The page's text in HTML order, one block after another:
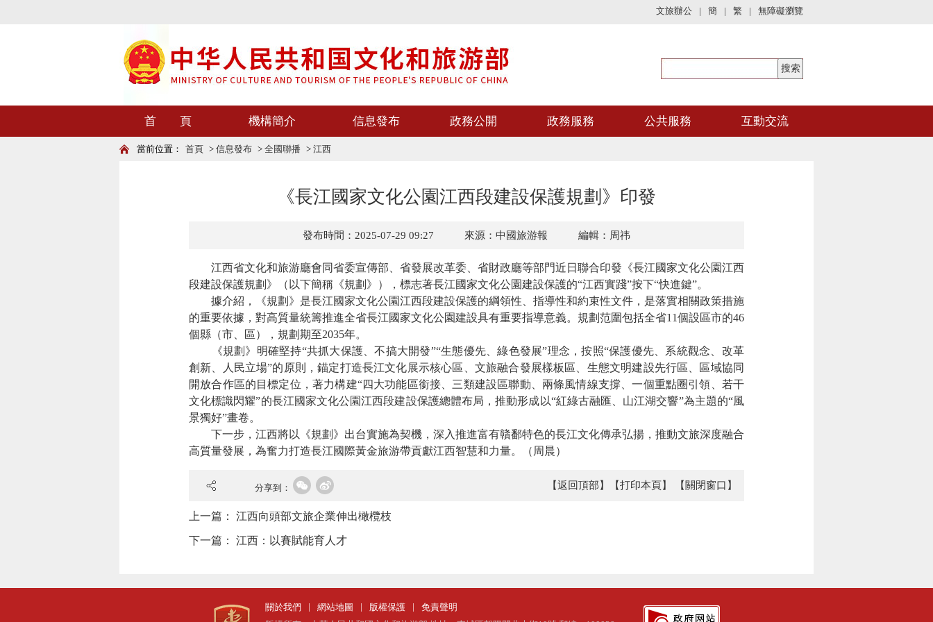
文旅辦公 | 簡 | 繁 | 無障礙瀏覽
首 頁 機構簡介 信息發布 政務公開 政務服務 公共服務 互動交流
當前位置： 首頁 > 信息發布 > 全國聯播 > 江西
《長江國家文化公園江西段建設保護規劃》印發
發布時間：2025-07-29 09:27 來源：中國旅游報 編輯：周祎
江西省文化和旅游廳會同省委宣傳部、省發展改革委、省財政廳等部門近日聯合印發《長江國家文化公園江西
段建設保護規劃》（以下簡稱《規劃》），標志著長江國家文化公園建設保護的“江西實踐”按下“快進鍵”。
據介紹，《規劃》是長江國家文化公園江西段建設保護的綱領性、指導性和約束性文件，是落實相關政策措施
的重要依據，對高質量統籌推進全省長江國家文化公園建設具有重要指導意義。規劃范圍包括全省11個設區市的46
個縣（市、區），規劃期至2035年。
《規劃》明確堅持“共抓大保護、不搞大開發”“生態優先、綠色發展”理念，按照“保護優先、系統觀念、改革
創新、人民立場”的原則，錨定打造長江文化展示核心區、文旅融合發展樣板區、生態文明建設先行區、區域協同
開放合作區的目標定位，著力構建“四大功能區銜接、三類建設區聯動、兩條風情線支撐、一個重點圈引領、若干
文化標識閃耀”的長江國家文化公園江西段建設保護總體布局，推動形成以“紅綠古融匯、山江湖交響”為主題的“風
景獨好”畫卷。
下一步，江西將以《規劃》出台實施為契機，深入推進富有贛鄱特色的長江文化傳承弘揚，推動文旅深度融合
高質量發展，為奮力打造長江國際黃金旅游帶貢獻江西智慧和力量。
（周晨）
分享到： 【返回頂部】 【打印本頁】 【關閉窗口】
上一篇： 江西向頭部文旅企業伸出橄欖枝
下一篇： 江西：以賽賦能育人才